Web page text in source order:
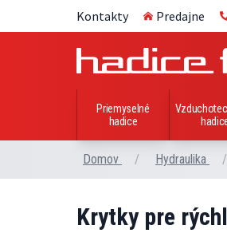
Kontakty Predajne
Priemyselné
hadice
Domov / Hydraulika /
Krytky pre